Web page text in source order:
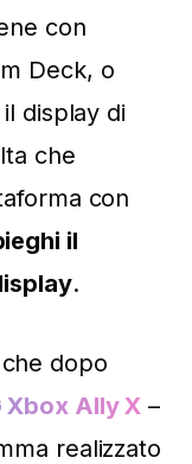
con
Deck, o
display di
che
con
il
.
dopo
Xbox Ally X –
realizzato